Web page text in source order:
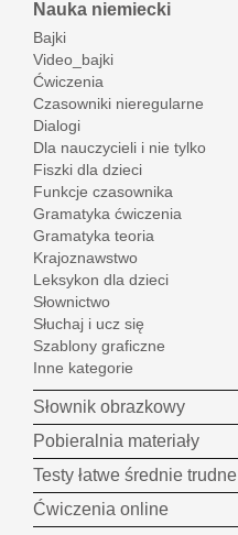
Nauka niemiecki
Bajki
Video_bajki
Ćwiczenia
Czasowniki nieregularne
Dialogi
Dla nauczycieli i nie tylko
Fiszki dla dzieci
Funkcje czasownika
Gramatyka ćwiczenia
Gramatyka teoria
Krajoznawstwo
Leksykon dla dzieci
Słownictwo
Słuchaj i ucz się
Szablony graficzne
Inne kategorie
Słownik obrazkowy
Pobieralnia materiały
Testy łatwe średnie trudne
Ćwiczenia online